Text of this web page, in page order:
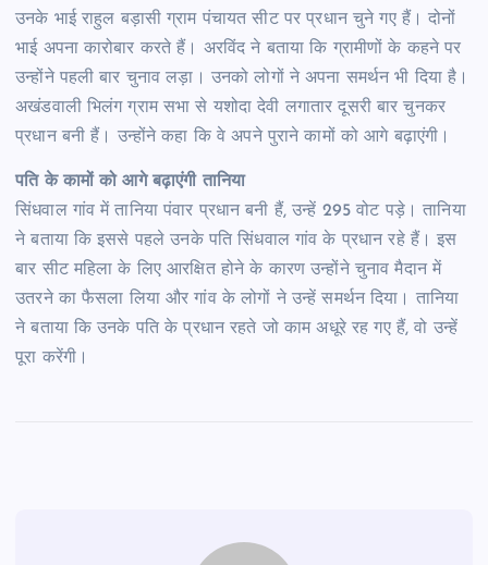
उनके भाई राहुल बड़ासी ग्राम पंचायत सीट पर प्रधान चुने गए हैं। दोनों
भाई अपना कारोबार करते हैं। अरविंद ने बताया कि ग्रामीणों के कहने पर
उन्होंने पहली बार चुनाव लड़ा। उनको लोगों ने अपना समर्थन भी दिया है।
अखंडवाली भिलंग ग्राम सभा से यशोदा देवी लगातार दूसरी बार चुनकर
प्रधान बनी हैं। उन्होंने कहा कि वे अपने पुराने कामों को आगे बढ़ाएंगी।
पति के कामों को आगे बढ़ाएंगी तानिया
सिंधवाल गांव में तानिया पंवार प्रधान बनी हैं, उन्हें 295 वोट पड़े। तानिया
ने बताया कि इससे पहले उनके पति सिंधवाल गांव के प्रधान रहे हैं। इस
बार सीट महिला के लिए आरक्षित होने के कारण उन्होंने चुनाव मैदान में
उतरने का फैसला लिया और गांव के लोगों ने उन्हें समर्थन दिया। तानिया
ने बताया कि उनके पति के प्रधान रहते जो काम अधूरे रह गए हैं, वो उन्हें
पूरा करेंगी।